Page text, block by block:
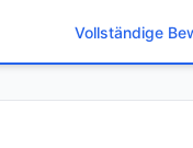
Vollständige